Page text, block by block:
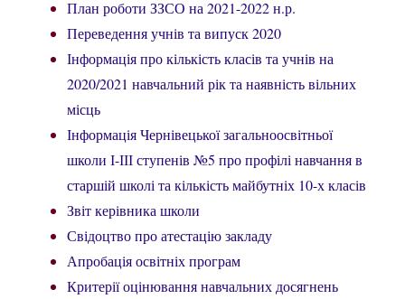
План роботи ЗЗСО на 2021-2022 н.р.
Переведення учнів та випуск 2020
Інформація про кількість класів та учнів на
2020/2021 навчальний рік та наявність вільних
місць
Інформація Чернівецької загальноосвітньої
школи І-ІІІ ступенів №5 про профілі навчання в
старшій школі та кількість майбутніх 10-х класів
Звіт керівника школи
Свідоцтво про атестацію закладу
Апробація освітніх програм
Критерії оцінювання навчальних досягнень